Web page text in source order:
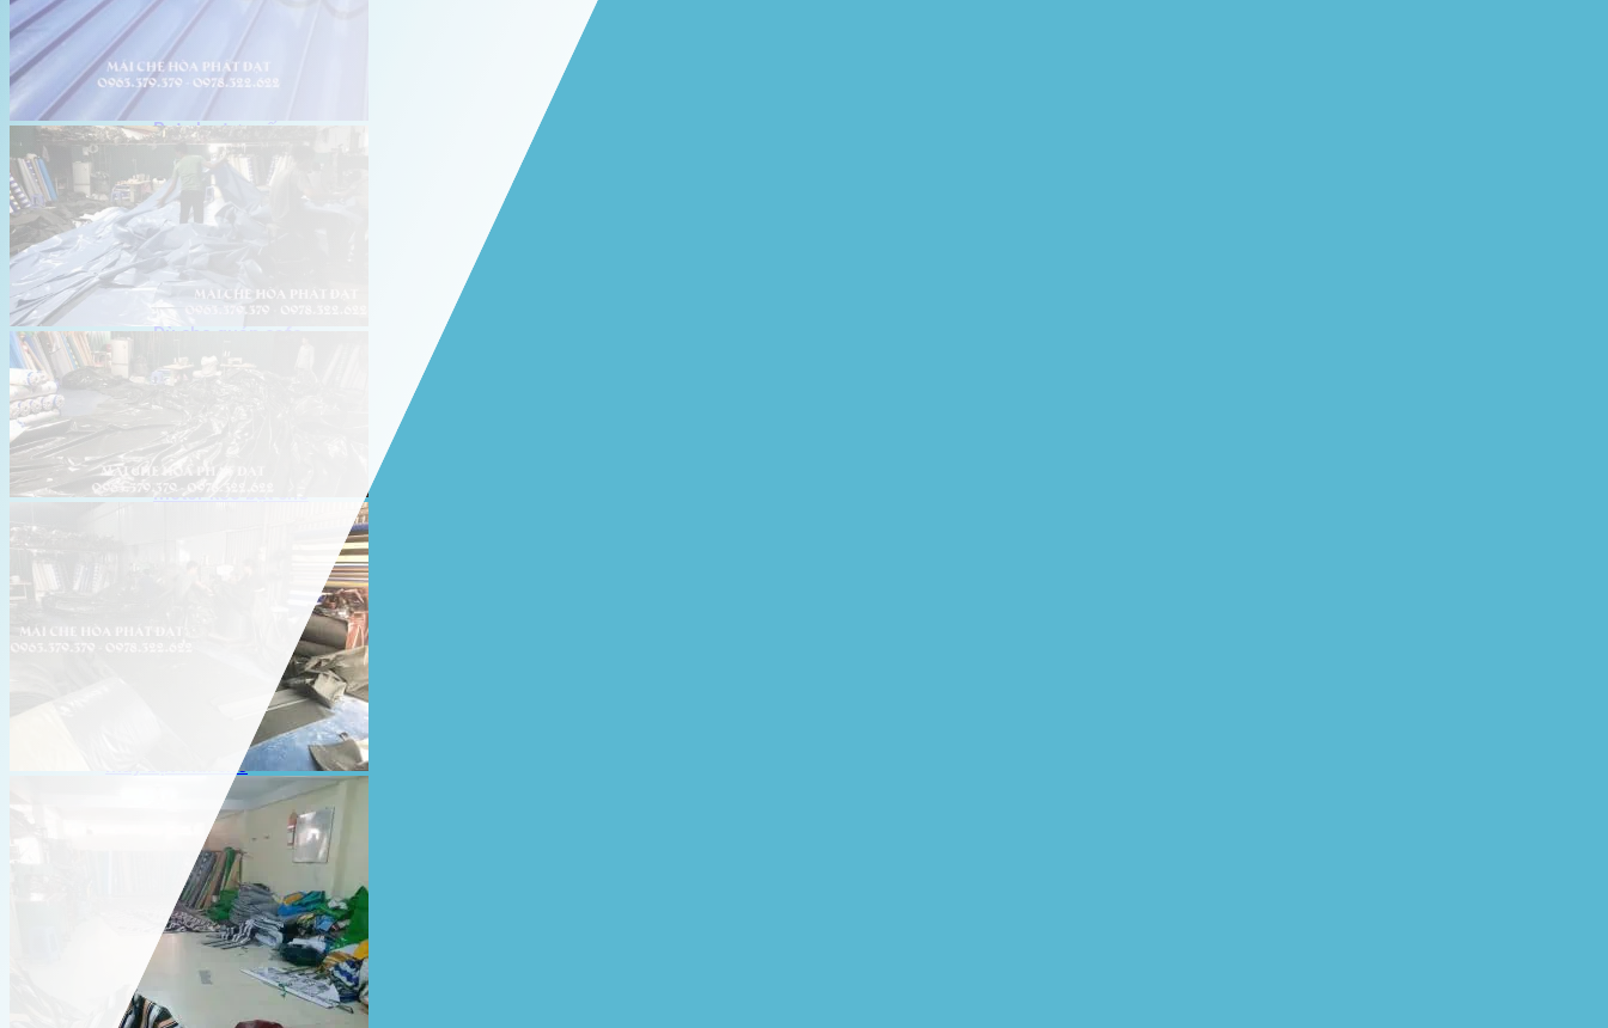
Giới thiệu Hòa Phát Đạt
Sản Phẩm
Sản Phẩm Bạt Che Ngoài Trời
Bạt che nắng mưa
Bạt che tự cuốn
Bạt nhựa xanh cam
Bạt sọc 3 màu
Bạt nhựa giá rẻ
Bạt lót ao hồ
Bạt nhựa đen HDPE
Màng chống thấm HDPE
Sản Phẩm Dù Che Ngoài Trời
Dù che nắng
Dù che quán cafe
Dù che sự kiện
Dù lệch tâm
Sản Phẩm Mái Che Di Động
Mái hiên di động
Mái xếp di động
Nhà bạt di động
Motor kéo bạt che
Thi Công Mái Xếp Hà Nội
Thi Công Mái Xếp TPHCM
Thi Công Mái Xếp Bình Dương
Thi Công Mái Xếp Biên Hòa
May bạt mái che
Thi công bạt lót lồ
Thay bạt áo dù
Thay bạt mái che
Thi công mái tôn
Tuyển Dụng Hòa Phát Đạt
Liên hệ Hòa Phát Đạt
kiếm: